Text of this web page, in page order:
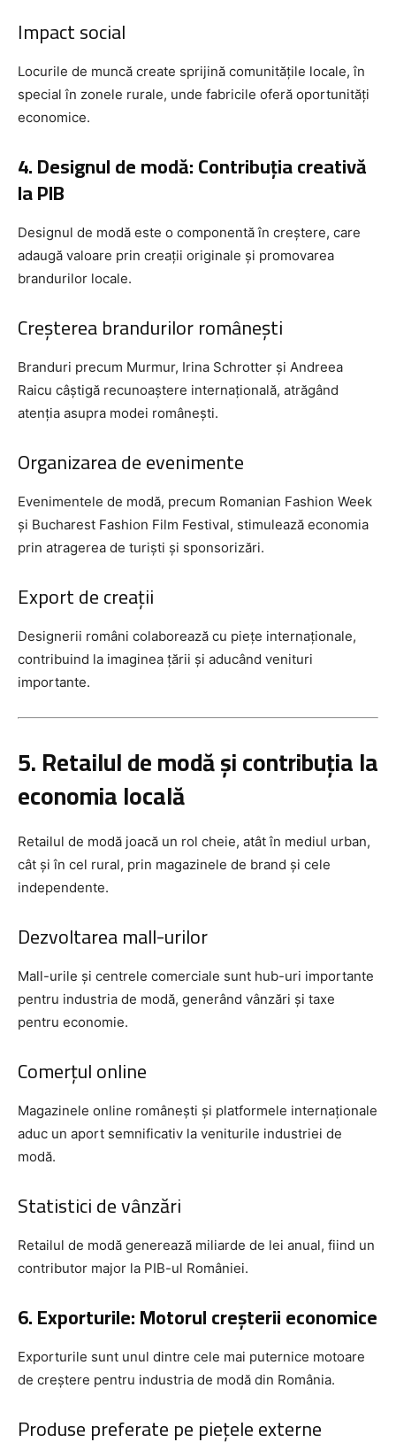
Impact social
Locurile de muncă create sprijină comunitățile locale, în
special în zonele rurale, unde fabricile oferă oportunități
economice.
4. Designul de modă: Contribuția creativă
la PIB
Designul de modă este o componentă în creștere, care
adaugă valoare prin creații originale și promovarea
brandurilor locale.
Creșterea brandurilor românești
Branduri precum Murmur, Irina Schrotter și Andreea
Raicu câștigă recunoaștere internațională, atrăgând
atenția asupra modei românești.
Organizarea de evenimente
Evenimentele de modă, precum Romanian Fashion Week
și Bucharest Fashion Film Festival, stimulează economia
prin atragerea de turiști și sponsorizări.
Export de creații
Designerii români colaborează cu piețe internaționale,
contribuind la imaginea țării și aducând venituri
importante.
5. Retailul de modă și contribuția la
economia locală
Retailul de modă joacă un rol cheie, atât în mediul urban,
cât și în cel rural, prin magazinele de brand și cele
independente.
Dezvoltarea mall-urilor
Mall-urile și centrele comerciale sunt hub-uri importante
pentru industria de modă, generând vânzări și taxe
pentru economie.
Comerțul online
Magazinele online românești și platformele internaționale
aduc un aport semnificativ la veniturile industriei de
modă.
Statistici de vânzări
Retailul de modă generează miliarde de lei anual, fiind un
contributor major la PIB-ul României.
6. Exporturile: Motorul creșterii economice
Exporturile sunt unul dintre cele mai puternice motoare
de creștere pentru industria de modă din România.
Produse preferate pe piețele externe